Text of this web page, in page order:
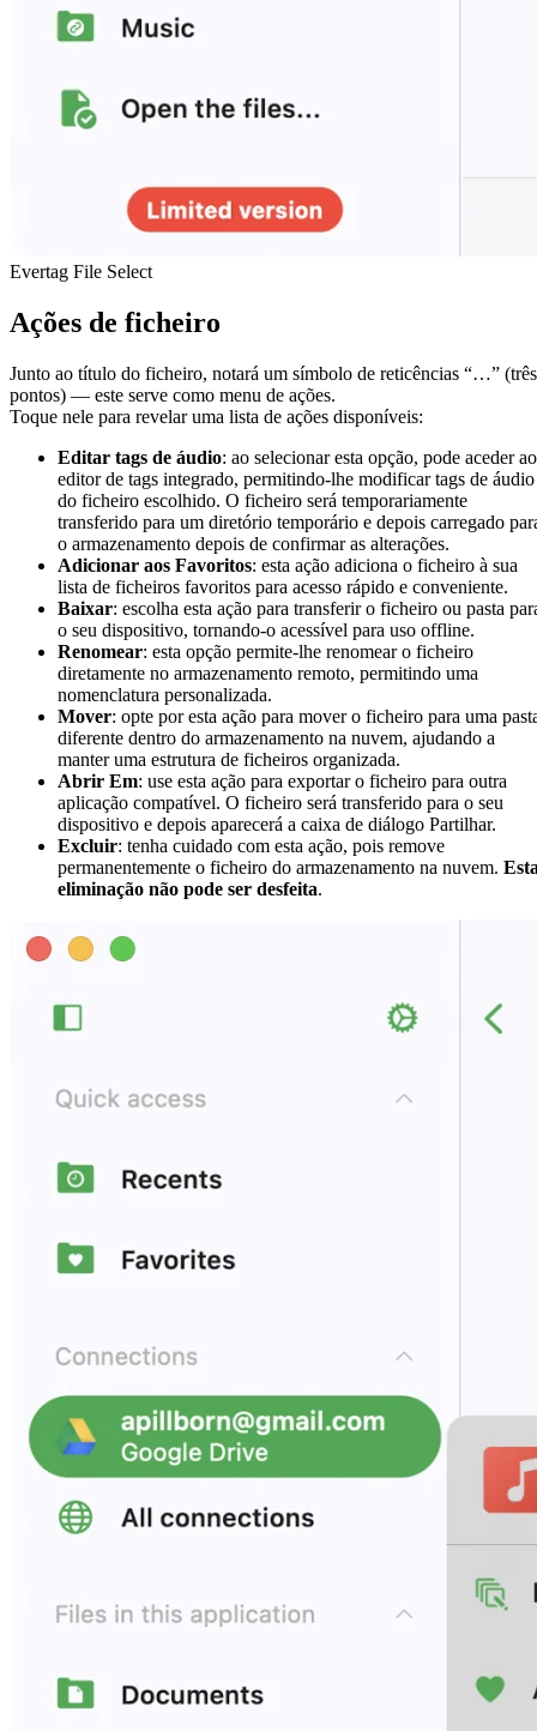
Evertag File Select
Ações de ficheiro
Junto ao título do ficheiro, notará um símbolo de reticências “…” (três
pontos) — este serve como menu de ações.
Toque nele para revelar uma lista de ações disponíveis:
Editar tags de áudio: ao selecionar esta opção, pode aceder ao
editor de tags integrado, permitindo-lhe modificar tags de áudio
do ficheiro escolhido. O ficheiro será temporariamente
transferido para um diretório temporário e depois carregado
o armazenamento depois de confirmar as alterações.
Adicionar aos Favoritos: esta ação adiciona o ficheiro à sua
lista de ficheiros favoritos para acesso rápido e conveniente.
Baixar: escolha esta ação para transferir o ficheiro ou pasta
o seu dispositivo, tornando-o acessível para uso offline.
Renomear: esta opção permite-lhe renomear o ficheiro
diretamente no armazenamento remoto, permitindo uma
nomenclatura personalizada.
Mover: opte por esta ação para mover o ficheiro para uma
diferente dentro do armazenamento na nuvem, ajudando a
manter uma estrutura de ficheiros organizada.
Abrir Em: use esta ação para exportar o ficheiro para outra
aplicação compatível. O ficheiro será transferido para o seu
dispositivo e depois aparecerá a caixa de diálogo Partilhar.
Excluir: tenha cuidado com esta ação, pois remove
permanentemente o ficheiro do armazenamento na nuvem.
eliminação não pode ser desfeita.